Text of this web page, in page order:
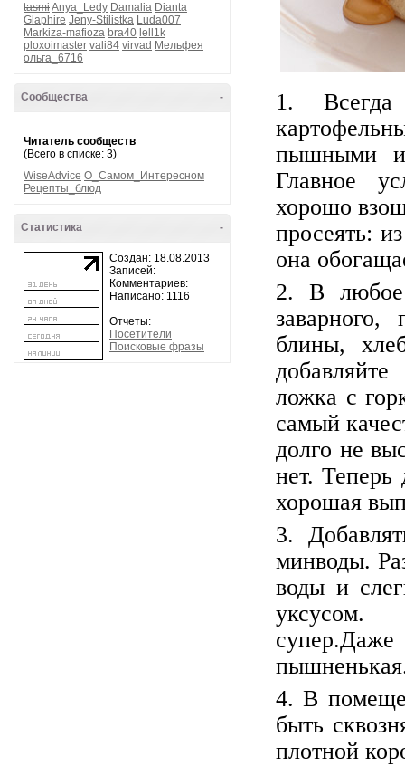
tasmiAnya_Ledy Damalia Dianta
Glaphire Jeny-Stilistka Luda007
Markiza-mafioza bra40 lell1k
ploxoimaster vali84 virvad Мельфея
ольга_6716
-
Сообщества
Читатель сообществ
(Всего в списке: 3)
WiseAdvice О_Самом_Интересном
Рецепты_блюд
-
Статистика
Создан: 18.08.2013
Записей:
Комментариев:
Написано: 1116
Отчеты:
Посетители
Поисковые фразы
1. Всегда
пышными
Главное
хорошо
просеять:
она
2. В любое
блины,
ложка с
самый
долго не
нет. Теперь
хорошая
3.
минводы.
воды и
уксусом.
4. В
быть
плотной